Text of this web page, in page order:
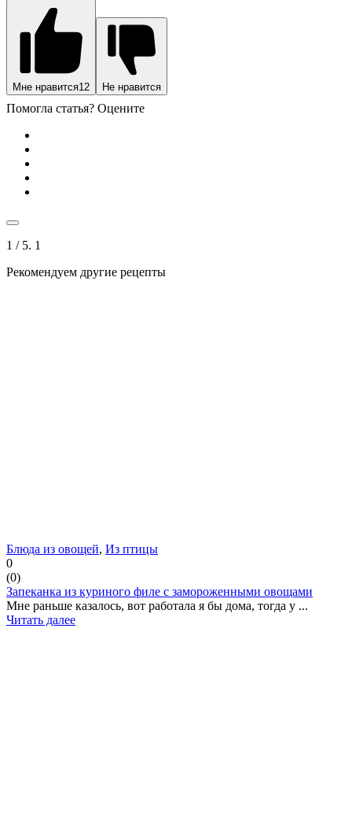
Мне нравится12 Не нравится
Помогла статья? Оцените
1 / 5. 1
Рекомендуем другие рецепты
Блюда из овощей, Из птицы
0
(0)
Запеканка из куриного филе с замороженными овощами
Мне раньше казалось, вот работала я бы дома, тогда у ...
Читать далее